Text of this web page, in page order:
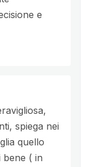
e
spiega nei
quello
bene ( in